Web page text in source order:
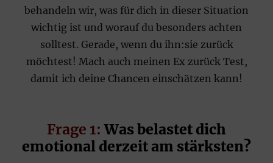
behandeln wir, was für dich in dieser Situation
wichtig ist und worauf du besonders achten
solltest. Gerade, wenn du ihn:sie zurück
möchtest! Mach auch meinen Ex zurück Test,
damit ich deine Chancen einschätzen kann!
Frage 1: Was belastet dich
emotional derzeit am stärksten?